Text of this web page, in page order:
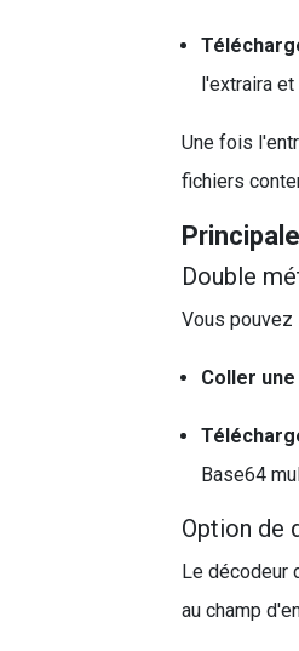
l'extraira
Une fois
fichiers
Double
Vous pouvez
Coller
Base64
Option de
Le décodeur
au champ